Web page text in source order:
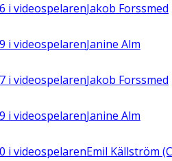
i videospelarenJakob Forssmed
i videospelarenJanine Alm
i videospelarenJakob Forssmed
i videospelarenJanine Alm
i videospelarenEmil Källström